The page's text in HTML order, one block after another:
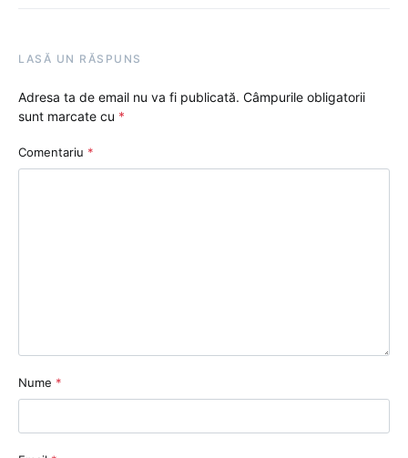
LASĂ UN RĂSPUNS
Adresa ta de email nu va fi publicată. Câmpurile obligatorii
sunt marcate cu *
Comentariu *
Nume *